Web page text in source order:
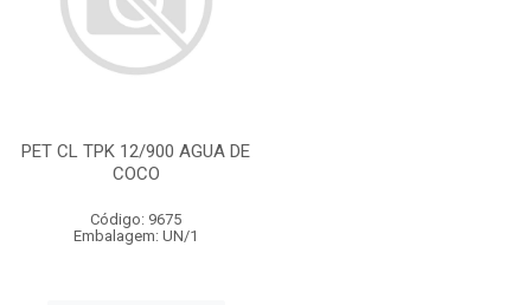
PET CL TPK 12/900 AGUA DE
COCO
Código: 9675
Embalagem: UN/1